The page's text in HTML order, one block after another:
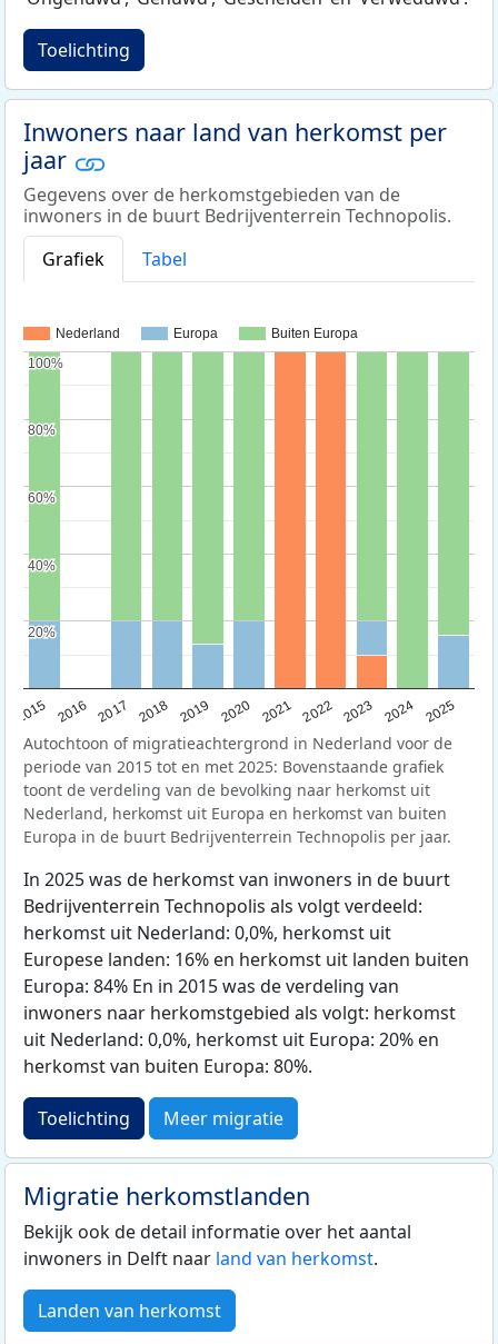
Toelichting
Inwoners naar land van herkomst per
jaar
Gegevens over de herkomstgebieden van de
inwoners in de buurt Bedrijventerrein Technopolis.
Grafiek
Tabel
Nederland Europa Buiten Europa
2015 2016 2017 2018 2019 2020 2021 2022 2023 2024 2025
20%
20%
40%
40%
60%
60%
80%
80%
100%
100%
Autochtoon of migratieachtergrond in Nederland voor de
periode van 2015 tot en met 2025: Bovenstaande grafiek
toont de verdeling van de bevolking naar herkomst uit
Nederland, herkomst uit Europa en herkomst van buiten
Europa in de buurt Bedrijventerrein Technopolis per jaar.
In 2025 was de herkomst van inwoners in de buurt
Bedrijventerrein Technopolis als volgt verdeeld:
herkomst uit Nederland: 0,0%, herkomst uit
Europese landen: 16% en herkomst uit landen buiten
Europa: 84% En in 2015 was de verdeling van
inwoners naar herkomstgebied als volgt: herkomst
uit Nederland: 0,0%, herkomst uit Europa: 20% en
herkomst van buiten Europa: 80%.
Toelichting Meer migratie
Migratie herkomstlanden
Bekijk ook de detail informatie over het aantal
inwoners in Delft naar land van herkomst.
Landen van herkomst